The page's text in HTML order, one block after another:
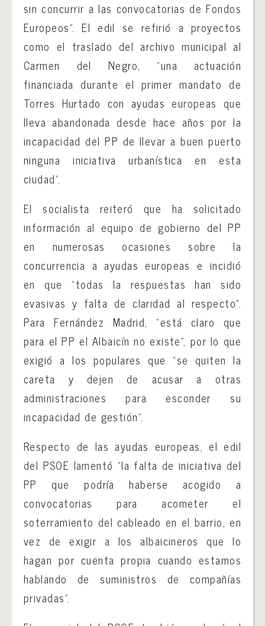
sin concurrir a las convocatorias de Fondos
Europeos”. El edil se refirió a proyectos
como el traslado del archivo municipal al
Carmen del Negro, “una actuación
financiada durante el primer mandato de
Torres Hurtado con ayudas europeas que
lleva abandonada desde hace años por la
incapacidad del PP de llevar a buen puerto
ninguna iniciativa urbanística en esta
ciudad”.
El socialista reiteró que ha solicitado
información al equipo de gobierno del PP
en numerosas ocasiones sobre la
concurrencia a ayudas europeas e incidió
en que “todas la respuestas han sido
evasivas y falta de claridad al respecto”.
Para Fernández Madrid, “está claro que
para el PP el Albaicín no existe”, por lo que
exigió a los populares que “se quiten la
careta y dejen de acusar a otras
administraciones para esconder su
incapacidad de gestión”.
Respecto de las ayudas europeas, el edil
del PSOE lamentó “la falta de iniciativa del
PP que podría haberse acogido a
convocatorias para acometer el
soterramiento del cableado en el barrio, en
vez de exigir a los albaicineros que lo
hagan por cuenta propia cuando estamos
hablando de suministros de compañías
privadas”.